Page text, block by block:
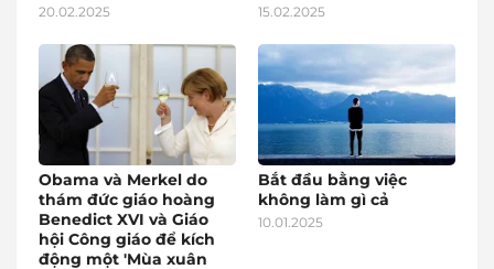
20.02.2025 15.02.2025
Obama và Merkel do
thám đức giáo hoàng
Benedict XVI và Giáo
hội Công giáo để kích
động một 'Mùa xuân
Bắt đầu bằng việc
không làm gì cả
10.01.2025